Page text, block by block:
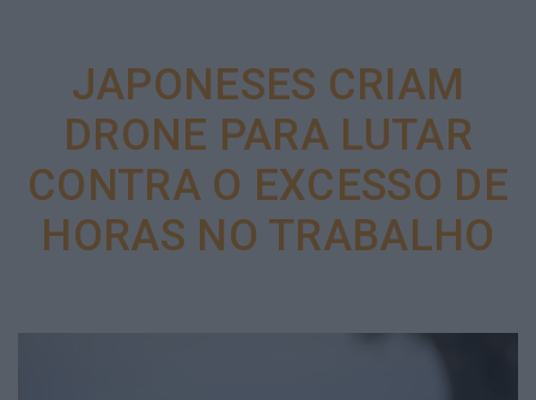
JAPONESES CRIAM
DRONE PARA LUTAR
CONTRA O EXCESSO DE
HORAS NO TRABALHO